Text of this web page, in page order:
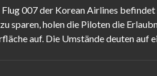
007 der Korean Airlines
sparen, holen die Piloten die
auf. Die Umstände deuten auf